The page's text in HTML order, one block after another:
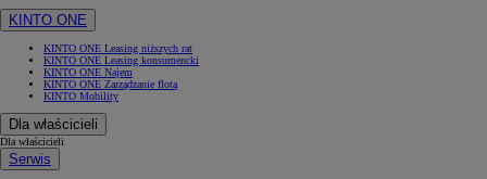
KINTO ONE
KINTO ONE Leasing niższych rat
KINTO ONE Leasing konsumencki
KINTO ONE Najem
KINTO ONE Zarządzanie flotą
KINTO Mobility
Dla właścicieli
Dla właścicieli
Serwis